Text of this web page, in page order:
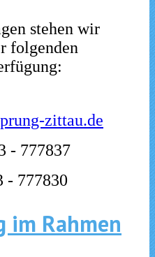
stehen wir
folgenden
zittau.de
- 777837
777830
im Rahmen